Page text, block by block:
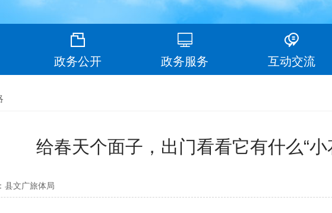
政务公开 政务服务 互动交流
给春天个面子，出门看看它有什么“小
县文广旅体局